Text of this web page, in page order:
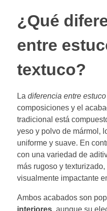
¿Qué
entre
textuco?
La diferencia entre
composiciones y el
tradicional está
yeso y polvo de mármol,
uniforme y suave. En
con una variedad de
más rugoso y
visualmente impactante
Ambos acabados son